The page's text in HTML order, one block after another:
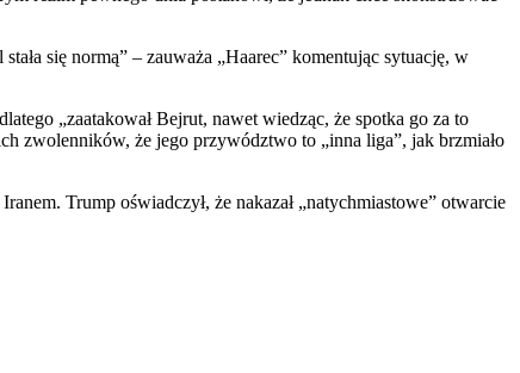
się normą” – zauważa „Haarec” komentując sytuację, w
„zaatakował Bejrut, nawet wiedząc, że spotka go za to
zwolenników, że jego przywództwo to „inna liga”, jak brzmiało
Trump oświadczył, że nakazał „natychmiastowe” otwarcie